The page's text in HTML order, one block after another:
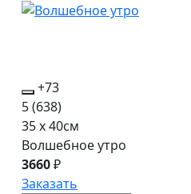
+73
5(638)
35 x 40см
Волшебное утро
3660₽
Заказать